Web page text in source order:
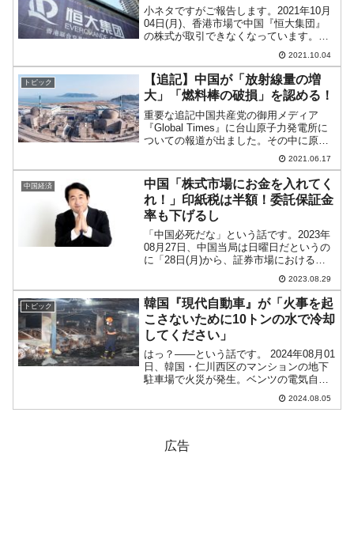
小ネタですがご報告します。2021年10月
04日(月)、香港市場で中国『恒大集団』
の株式が取引できなくなっています。
↑『恒大集団』の株式チャート。2021年
10月04日のローソク足は表示されない10
月01日(金)は国慶節で休場だったのです
が...
2021.10.04
トピック
【追記】中国が「放射線量の増
大」「燃料棒の破損」を認める！
重要な追記中国共産党の御用メディア
『Global Times』に台山原子力発電所に
ついての報道が出ました。その中に原発
周辺の線量のデータがあります。それに
よれば「155nGy／h」とのこと。2020年
第4四半期は「10月：157.2nGy／...
2021.06.17
中国経済
中国「株式市場にお金を入れてく
れ！」印紙税は半額！委託保証金
率も下げるし
「中国必死だな」という話です。2023年
08月27日、中国当局は日曜日だというの
に「28日(月)から、証券市場における取
り引きについて印紙税を半額にする」と
いう発表を行いました（以下がプレスリ
リース）。↑Googleの自動翻訳なので日
本語が...
2023.08.29
トピック
韓国『現代自動車』が「火事を起
こさないために10トンの水で冷却
してください」
はっ？――という話です。 2024年08月01
日、韓国・仁川西区のマンションの地下
駐車場で火災が発生。ベンツの電気自動
車が火元でしたが、約140台が被害を受け
るという大火事となりました。↑爆発の瞬
2024.08.05
広告